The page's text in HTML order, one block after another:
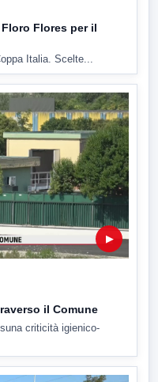
Flores per il
Italia. Scelte...
▶
il Comune
criticità igienico-